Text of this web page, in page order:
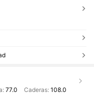
77.0 Caderas: 108.0